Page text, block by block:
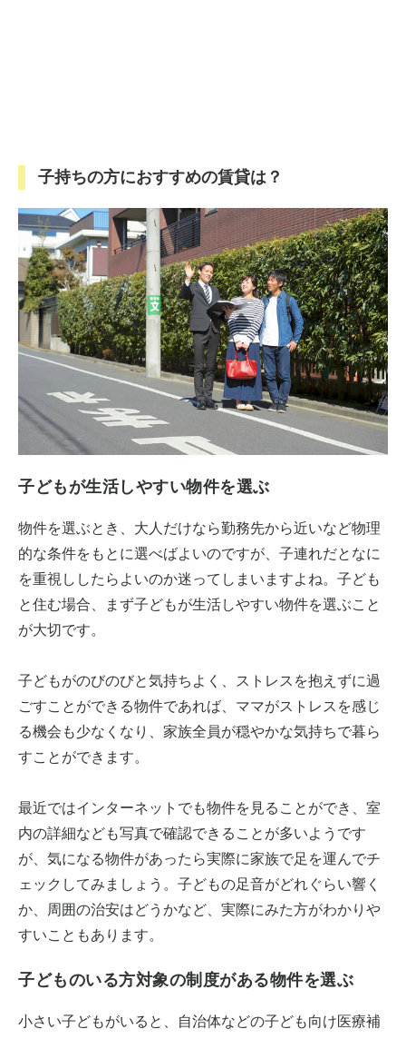
子持ちの方におすすめの賃貸は？
子どもが生活しやすい物件を選ぶ
物件を選ぶとき、大人だけなら勤務先から近いなど物理
的な条件をもとに選べばよいのですが、子連れだとなに
を重視ししたらよいのか迷ってしまいますよね。子ども
と住む場合、まず子どもが生活しやすい物件を選ぶこと
が大切です。
子どもがのびのびと気持ちよく、ストレスを抱えずに過
ごすことができる物件であれば、ママがストレスを感じ
る機会も少なくなり、家族全員が穏やかな気持ちで暮ら
すことができます。
最近ではインターネットでも物件を見ることができ、室
内の詳細なども写真で確認できることが多いようです
が、気になる物件があったら実際に家族で足を運んでチ
ェックしてみましょう。子どもの足音がどれぐらい響く
か、周囲の治安はどうかなど、実際にみた方がわかりや
すいこともあります。
子どものいる方対象の制度がある物件を選ぶ
小さい子どもがいると、自治体などの子ども向け医療補